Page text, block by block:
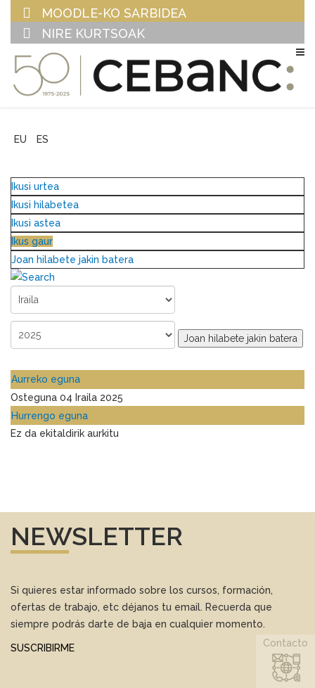
MOODLE-KO SARBIDEA
NIRE KURTSOAK
EU ES
Ikusi urtea
Ikusi hilabetea
Ikusi astea
Ikus gaur
Joan hilabete jakin batera
Joan hilabete jakin batera
Aurreko eguna
Osteguna 04 Iraila 2025
Hurrengo eguna
Ez da ekitaldirik aurkitu
NEWSLETTER
Si quieres estar informado sobre los cursos, formación,
ofertas de trabajo, etc déjanos tu email. Recuerda que
siempre podrás darte de baja en cualquier momento.
SUSCRIBIRME Contacto